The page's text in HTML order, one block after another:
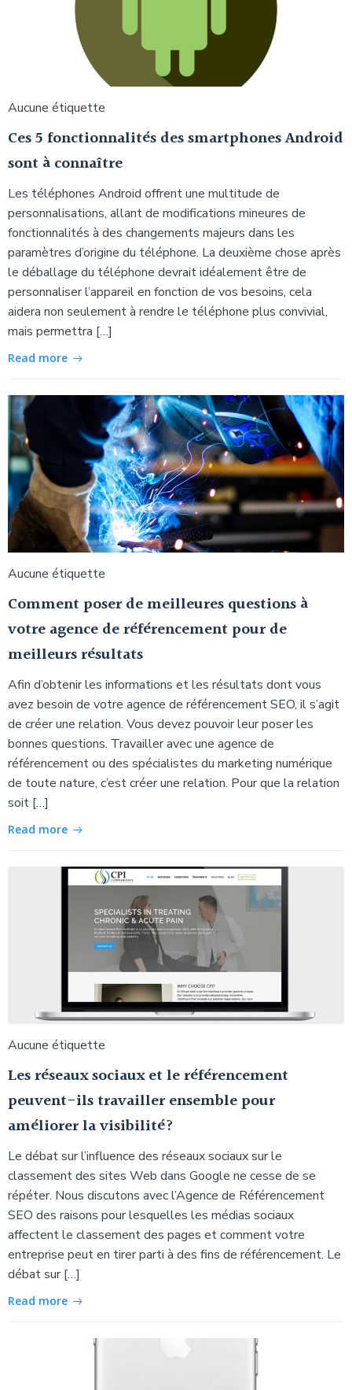
Aucune étiquette
Ces 5 fonctionnalités des smartphones Android
sont à connaître
Les téléphones Android offrent une multitude de
personnalisations, allant de modifications mineures de
fonctionnalités à des changements majeurs dans les
paramètres d’origine du téléphone. La deuxième chose après
le déballage du téléphone devrait idéalement être de
personnaliser l’appareil en fonction de vos besoins, cela
aidera non seulement à rendre le téléphone plus convivial,
mais permettra […]
Read more
Aucune étiquette
Comment poser de meilleures questions à
votre agence de référencement pour de
meilleurs résultats
Afin d’obtenir les informations et les résultats dont vous
avez besoin de votre agence de référencement SEO, il s’agit
de créer une relation. Vous devez pouvoir leur poser les
bonnes questions. Travailler avec une agence de
référencement ou des spécialistes du marketing numérique
de toute nature, c’est créer une relation. Pour que la relation
soit […]
Read more
Aucune étiquette
Les réseaux sociaux et le référencement
peuvent-ils travailler ensemble pour
améliorer la visibilité?
Le débat sur l’influence des réseaux sociaux sur le
classement des sites Web dans Google ne cesse de se
répéter. Nous discutons avec l’Agence de Référencement
SEO des raisons pour lesquelles les médias sociaux
affectent le classement des pages et comment votre
entreprise peut en tirer parti à des fins de référencement. Le
débat sur […]
Read more